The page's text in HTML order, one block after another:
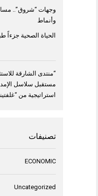
وجهات “شروق”..
وأنماط
الحياة الصحية جزءاً
مستقبل سلاسل
استراتيجية من
تصنيفات
ECONOMIC
Uncategorized